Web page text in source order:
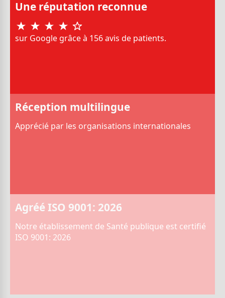
Une réputation reconnue
sur Google grâce à 156 avis de patients.
Réception multilingue
Apprécié par les organisations internationales
Agréé ISO 9001: 2026
Notre établissement de Santé publique est certifié
ISO 9001: 2026